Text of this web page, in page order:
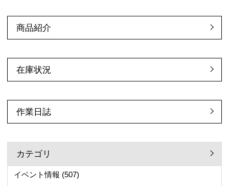
商品紹介
在庫状況
作業日誌
カテゴリ
イベント情報 (507)